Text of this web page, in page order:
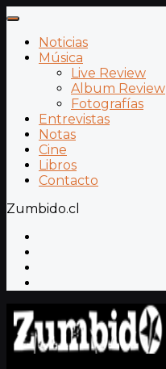
Noticias
Música
Live Review
Album Review
Fotografías
Entrevistas
Notas
Cine
Libros
Contacto
Zumbido.cl